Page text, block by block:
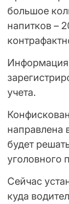
большое
напитков –
учета.
направлена
будет
уголовного
Сейчас
куда